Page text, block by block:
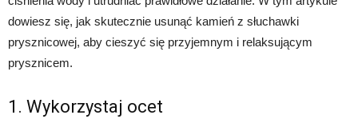
dowiesz się, jak skutecznie usunąć kamień z słuchawki
prysznicowej, aby cieszyć się przyjemnym i relaksującym
prysznicem.
1. Wykorzystaj ocet